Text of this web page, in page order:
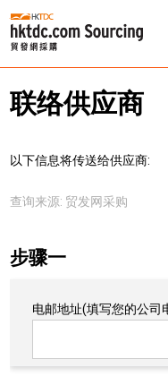
联络供应商
以下信息将传送给供应商:
查询来源: 贸发网采购
步骤一
电邮地址(填写您的公司